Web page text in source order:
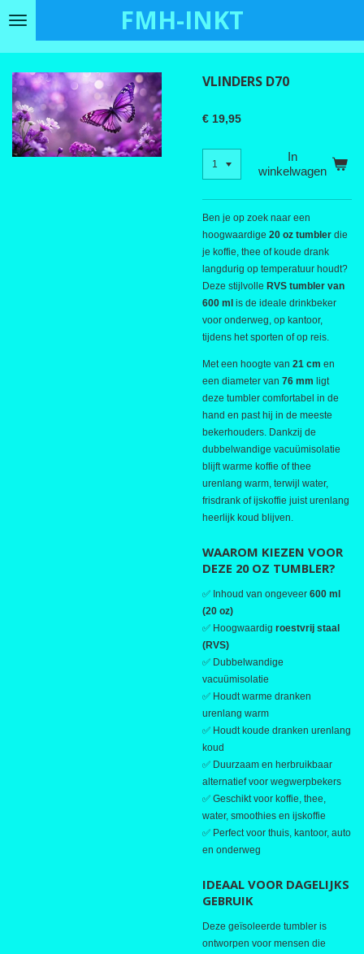
Ga
hoofdinhoud
FMH-INKT
VLINDERS D70
€ 19,95
In
winkelwagen
Ben je op zoek naar een
hoogwaardige 20 oz tumbler die
je koffie, thee of koude drank
langdurig op temperatuur houdt?
Deze stijlvolle RVS tumbler van
600 ml is de ideale drinkbeker
voor onderweg, op kantoor,
tijdens het sporten of op reis.
Met een hoogte van 21 cm en
een diameter van 76 mm ligt
deze tumbler comfortabel in de
hand en past hij in de meeste
bekerhouders. Dankzij de
dubbelwandige vacuümisolatie
blijft warme koffie of thee
urenlang warm, terwijl water,
frisdrank of ijskoffie juist urenlang
heerlijk koud blijven.
WAAROM KIEZEN VOOR
DEZE 20 OZ TUMBLER?
✅ Inhoud van ongeveer 600 ml
(20 oz)
✅ Hoogwaardig roestvrij staal
(RVS)
✅ Dubbelwandige
vacuümisolatie
✅ Houdt warme dranken
urenlang warm
✅ Houdt koude dranken urenlang
koud
✅ Duurzaam en herbruikbaar
alternatief voor wegwerpbekers
✅ Geschikt voor koffie, thee,
water, smoothies en ijskoffie
✅ Perfect voor thuis, kantoor, auto
en onderweg
IDEAAL VOOR DAGELIJKS
GEBRUIK
Deze geïsoleerde tumbler is
ontworpen voor mensen die